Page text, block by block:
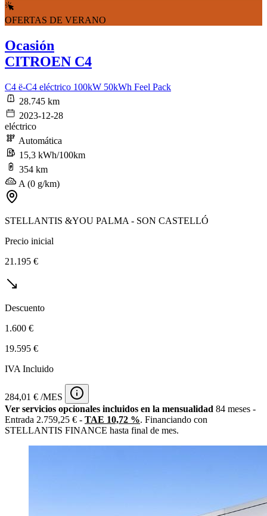
OFERTAS DE VERANO
Ocasión
CITROEN C4
C4 ë-C4 eléctrico 100kW 50kWh Feel Pack
28.745 km
2023-12-28
eléctrico
Automática
15,3 kWh/100km
354 km
A (0 g/km)
STELLANTIS &YOU PALMA - SON CASTELLÓ
Precio inicial
21.195 €
Descuento
1.600 €
19.595 €
IVA Incluido
284,01 € /MES
Ver servicios opcionales incluidos en la mensualidad 84 meses -
Entrada 2.759,25 € - TAE 10,72 %. Financiando con
STELLANTIS FINANCE hasta final de mes.